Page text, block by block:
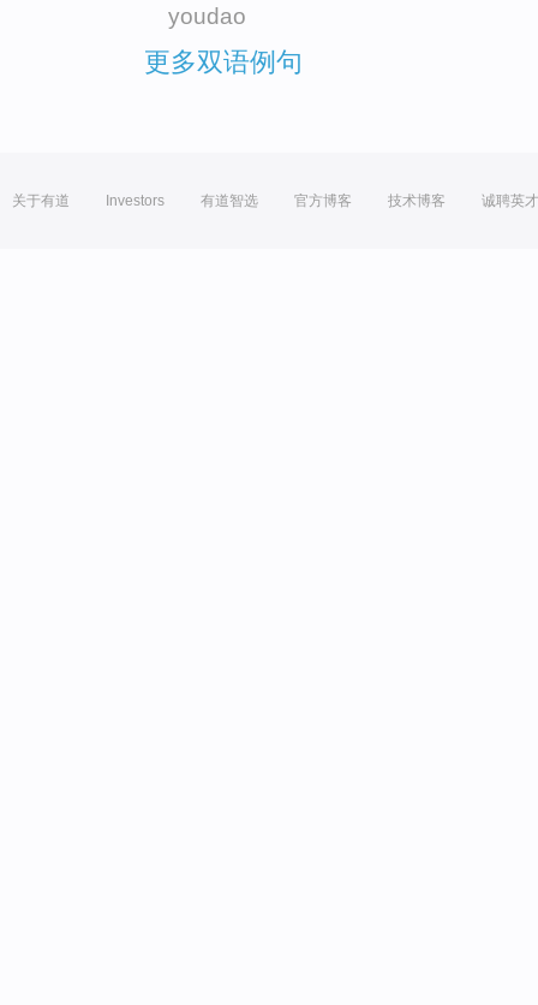
youdao
更多双语例句
关于有道 Investors 有道智选 官方博客 技术博客 诚聘英才